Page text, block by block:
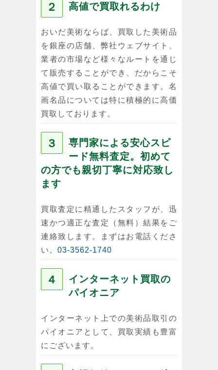
２ 高値で買取れるわけ
おいだ美術ならば、買取した美術品
を銀座の店舗、弊社ウェブサイト、
業者の市場など様々なルートを通じ
て販売することができ、だからこそ
高値で買い取ることができます。名
画名品については特に積極的に高価
買取しております。
３
専門家による安心スピ
ード無料査定。初めて
の方でも親切丁寧に対応致し
ます
買取査定に精通したスタッフが、迅
速かつ適正な査定（無料）結果をご
連絡致します。まずはお電話くださ
い。 03-3562-1740
４
インターネット買取の
パイオニア
インターネット上での美術品取引の
パイオニアとして、買取実績も豊富
にございます。